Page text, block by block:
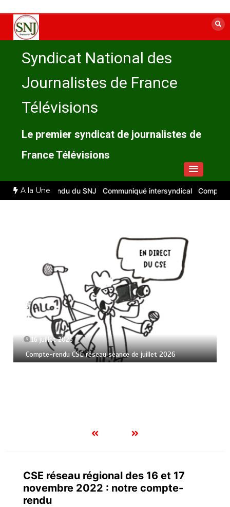
contenu
Syndicat National des
Journalistes de France
Télévisions
Le premier syndicat de journalistes de
France Télévisions
A la Une
: compte rendu du SNJ Communiqué intersyndical Compte-
16 juillet 2026
Compte-rendu CSE réseau séance de juillet 2026
CSE réseau régional des 16 et 17
novembre 2022 : notre compte-
rendu